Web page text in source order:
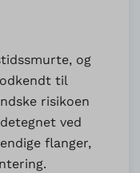
og
til
risikoen
ved
flanger,